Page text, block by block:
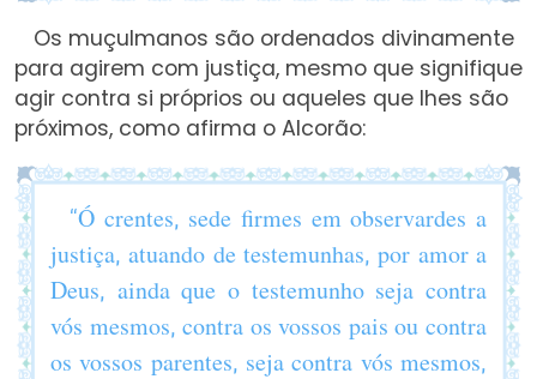
Os muçulmanos são ordenados divinamente
para agirem com justiça, mesmo que signifique
agir contra si próprios ou aqueles que lhes são
próximos, como afirma o Alcorão:
“Ó crentes, sede firmes em observardes a
justiça, atuando de testemunhas, por amor a
Deus, ainda que o testemunho seja contra
vós mesmos, contra os vossos pais ou contra
os vossos parentes, seja contra vós mesmos,